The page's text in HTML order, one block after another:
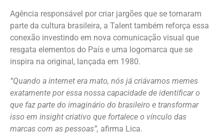
Agência responsável por criar jargões que se tornaram
parte da cultura brasileira, a Talent também reforça essa
conexão investindo em nova comunicação visual que
resgata elementos do País e uma logomarca que se
inspira na original, lançada em 1980.
“Quando a internet era mato, nós já criávamos memes
exatamente por essa nossa capacidade de identificar o
que faz parte do imaginário do brasileiro e transformar
isso em insight criativo que fortalece o vínculo das
marcas com as pessoas”, afirma Lica.